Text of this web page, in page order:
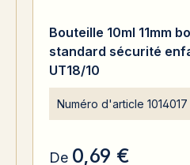
Bouteille 10ml 11mm
standard sécurité
UT18/10
Numéro d'article 1014017
De 0,69 €